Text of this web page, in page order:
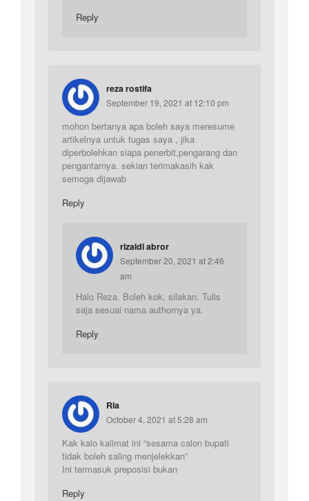
Reply
reza rostifa
September 19, 2021 at 12:10 pm
mohon bertanya apa boleh saya meresume
artikelnya untuk tugas saya , jika
diperbolehkan siapa penerbit,pengarang dan
pengantarnya. sekian terimakasih kak
semoga dijawab
Reply
rizaldi abror
September 20, 2021 at 2:46
am
Halo Reza. Boleh kok, silakan. Tulis
saja sesuai nama authornya ya.
Reply
Ria
October 4, 2021 at 5:28 am
Kak kalo kalimat ini “sesama calon bupati
tidak boleh saling menjelekkan”
Ini termasuk preposisi bukan
Reply